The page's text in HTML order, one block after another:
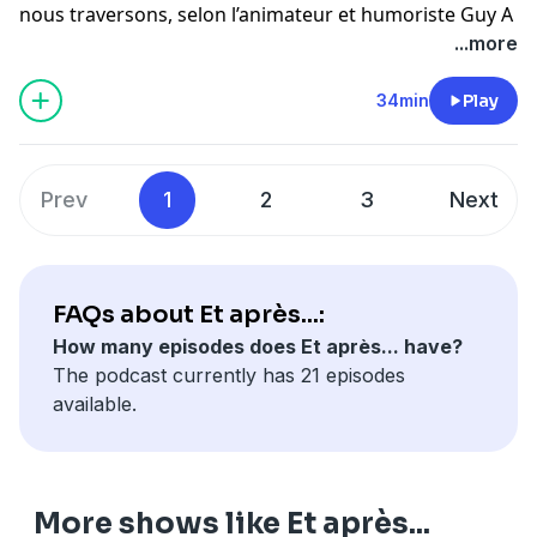
https://omnystudio.com/policies/listener/fr
nous traversons, selon l’animateur et humoriste Guy A
Lepage, c’est que même si tout le monde voyage
énormément nous venons d’ici. Et c’est cet endroit-là
que nous devons faire croître en premier lieu en
consommant localement, et en s’assurant
Pour de l’information concernant l’utilisation de vos
données personnelles -
...more
34min Play
Prev 1 2 3 Next
FAQs about Et après...:
How many episodes does Et après... have?
The podcast currently has 21 episodes
available.
More shows like Et après...